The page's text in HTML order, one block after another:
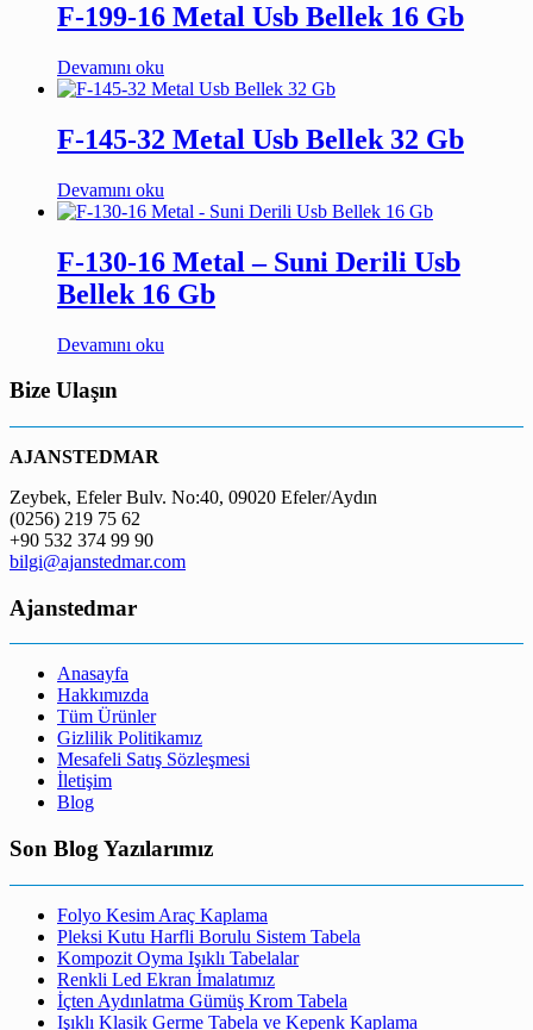
F-199-16 Metal Usb Bellek 16 Gb
Devamını oku
F-145-32 Metal Usb Bellek 32 Gb
Devamını oku
F-130-16 Metal – Suni Derili Usb
Bellek 16 Gb
Devamını oku
Bize Ulaşın
AJANSTEDMAR
Zeybek, Efeler Bulv. No:40, 09020 Efeler/Aydın
(0256) 219 75 62
+90 532 374 99 90
bilgi@ajanstedmar.com
Ajanstedmar
Anasayfa
Hakkımızda
Tüm Ürünler
Gizlilik Politikamız
Mesafeli Satış Sözleşmesi
İletişim
Blog
Son Blog Yazılarımız
Folyo Kesim Araç Kaplama
Pleksi Kutu Harfli Borulu Sistem Tabela
Kompozit Oyma Işıklı Tabelalar
Renkli Led Ekran İmalatımız
İçten Aydınlatma Gümüş Krom Tabela
Işıklı Klasik Germe Tabela ve Kepenk Kaplama